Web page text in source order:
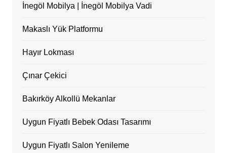
İnegöl Mobilya | İnegöl Mobilya Vadi
Makaslı Yük Platformu
Hayır Lokması
Çınar Çekici
Bakırköy Alkollü Mekanlar
Uygun Fiyatlı Bebek Odası Tasarımı
Uygun Fiyatlı Salon Yenileme